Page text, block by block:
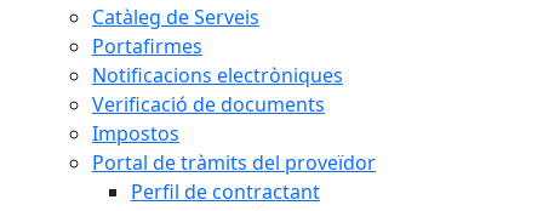
Catàleg de Serveis
Portafirmes
Notificacions electròniques
Verificació de documents
Impostos
Portal de tràmits del proveïdor
Perfil de contractant